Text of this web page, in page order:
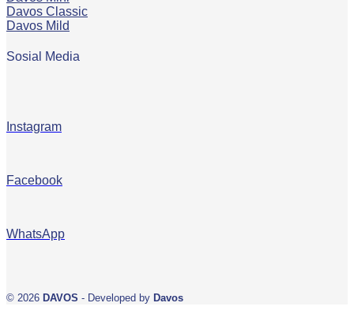
Davos Classic
Davos Mild
Sosial Media
Instagram
Facebook
WhatsApp
© 2026 DAVOS - Developed by Davos